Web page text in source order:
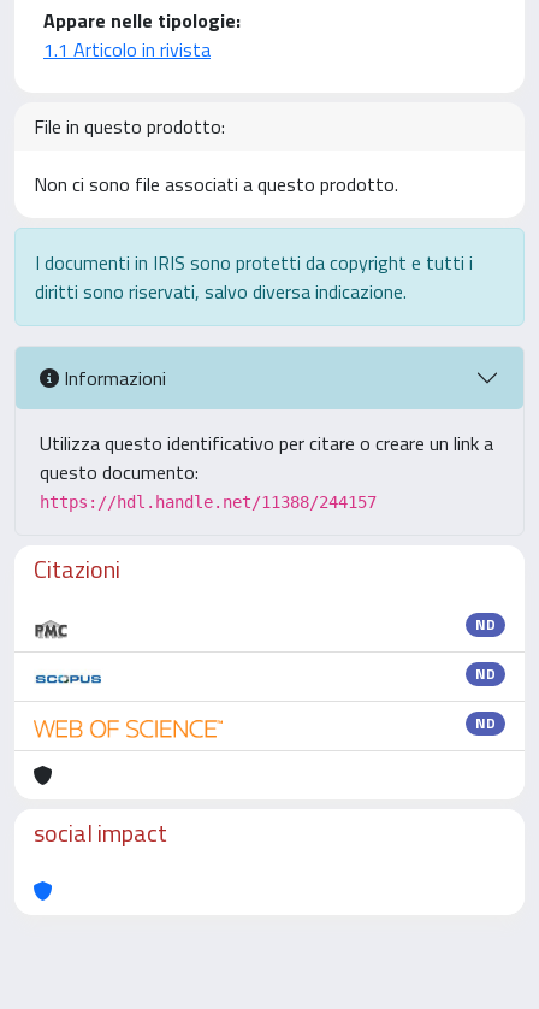
Appare nelle tipologie:
1.1 Articolo in rivista
File in questo prodotto:
Non ci sono file associati a questo prodotto.
I documenti in IRIS sono protetti da copyright e tutti i
diritti sono riservati, salvo diversa indicazione.
Informazioni
Utilizza questo identificativo per citare o creare un link a
questo documento:
https://hdl.handle.net/11388/244157
Citazioni
ND
ND
ND
social impact